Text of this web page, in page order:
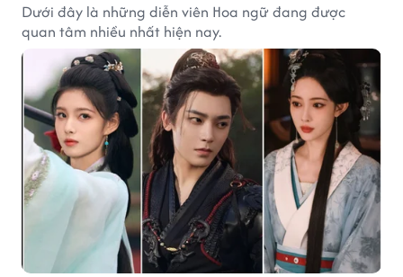
Dưới đây là những diễn viên Hoa ngữ đang được
quan tâm nhiều nhất hiện nay.